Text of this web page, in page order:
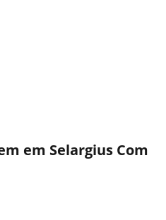
em Selargius Com